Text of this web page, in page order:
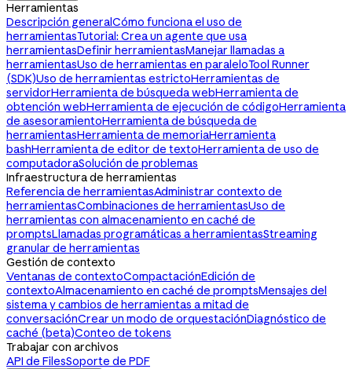
Herramientas
Descripción generalCómo funciona el uso de
herramientasTutorial: Crea un agente que usa
herramientasDefinir herramientasManejar llamadas a
herramientasUso de herramientas en paraleloTool Runner
(SDK)Uso de herramientas estrictoHerramientas de
servidorHerramienta de búsqueda webHerramienta de
obtención webHerramienta de ejecución de códigoHerramienta
de asesoramientoHerramienta de búsqueda de
herramientasHerramienta de memoriaHerramienta
bashHerramienta de editor de textoHerramienta de uso de
computadoraSolución de problemas
Infraestructura de herramientas
Referencia de herramientasAdministrar contexto de
herramientasCombinaciones de herramientasUso de
herramientas con almacenamiento en caché de
promptsLlamadas programáticas a herramientasStreaming
granular de herramientas
Gestión de contexto
Ventanas de contextoCompactaciónEdición de
contextoAlmacenamiento en caché de promptsMensajes del
sistema y cambios de herramientas a mitad de
conversaciónCrear un modo de orquestaciónDiagnóstico de
caché (beta)Conteo de tokens
Trabajar con archivos
API de FilesSoporte de PDF